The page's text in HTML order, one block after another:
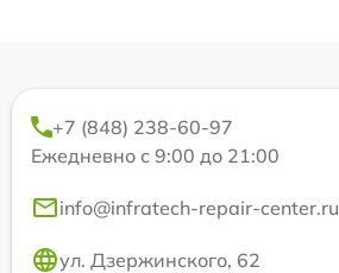
+7 (848) 238-60-97
Ежедневно с 9:00 до 21:00
info@infratech-repair-center.ru
ул. Дзержинского, 62